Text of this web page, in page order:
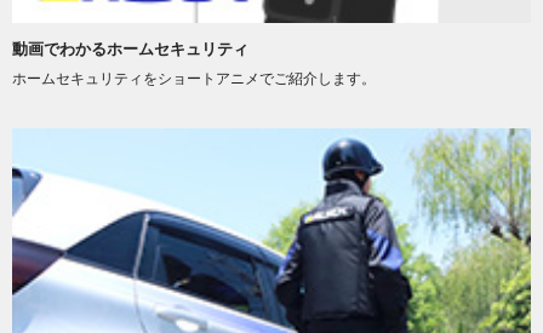
動画でわかるホームセキュリティ
ホームセキュリティをショートアニメでご紹介します。